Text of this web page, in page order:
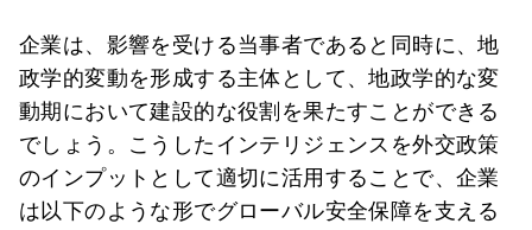
企業は、影響を受ける当事者であると同時に、地
政学的変動を形成する主体として、地政学的な変
動期において建設的な役割を果たすことができる
でしょう。こうしたインテリジェンスを外交政策
のインプットとして適切に活用することで、企業
は以下のような形でグローバル安全保障を支える